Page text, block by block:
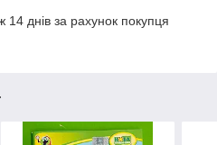
днів за рахунок покупця